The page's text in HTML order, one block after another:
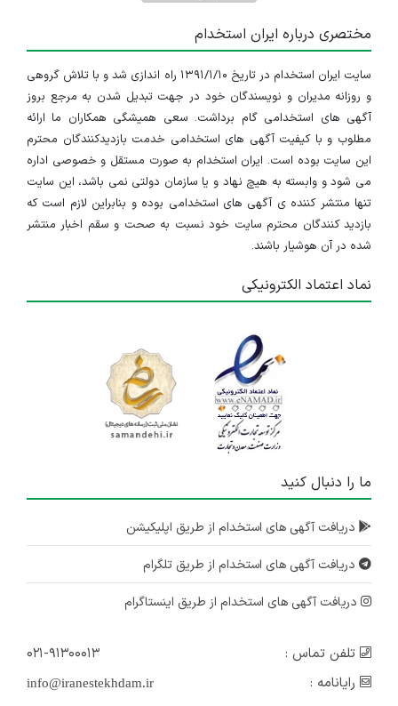
مختصری درباره ایران استخدام
سایت ایران استخدام در تاریخ ۱۳۹۱/۱/۱۰ راه اندازی شد و با تلاش گروهی
و روزانه مدیران و نویسندگان خود در جهت تبدیل شدن به مرجع بروز
آگهی های استخدامی گام برداشت. سعی همیشگی همکاران ما ارائه
مطلوب و با کیفیت آگهی های استخدامی خدمت بازدیدکنندگان محترم
این سایت بوده است. ایران استخدام به صورت مستقل و خصوصی اداره
می شود و وابسته به هیچ نهاد و یا سازمان دولتی نمی باشد، این سایت
تنها منتشر کننده ی آگهی های استخدامی بوده و بنابراین لازم است که
بازدید کنندگان محترم سایت خود نسبت به صحت و سقم اخبار منتشر
شده در آن هوشیار باشند.
نماد اعتماد الکترونیکی
ما را دنبال کنید
دریافت آگهی های استخدام از طریق اپلیکیشن
دریافت آگهی های استخدام از طریق تلگرام
دریافت آگهی های استخدام از طریق اینستاگرام
تلفن تماس :
۰۲۱-۹۱۳۰۰۰۱۳
رایانامه :
info@iranestekhdam.ir